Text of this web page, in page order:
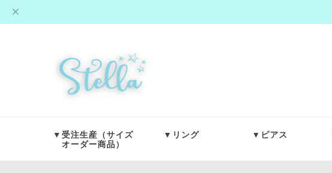
▼受注生産（サイズ
オーダー商品）
▼リング ▼ピアス